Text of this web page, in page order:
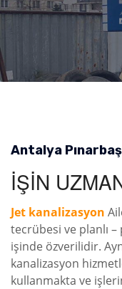
Antalya
İŞİN
Jet kanalizasyon
tecrübesi ve planlı
işinde özverilidir.
kanalizasyon
kullanmakta ve